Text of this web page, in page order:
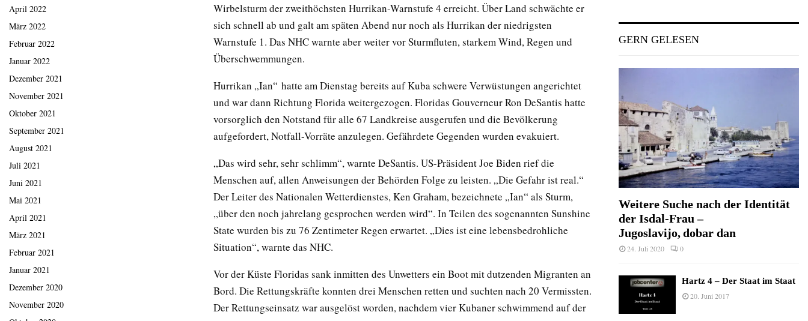
Wirbelsturm der zweithöchsten Hurrikan-Warnstufe 4 erreicht. Über Land schwächte er
sich schnell ab und galt am späten Abend nur noch als Hurrikan der niedrigsten
Warnstufe 1. Das NHC warnte aber weiter vor Sturmfluten, starkem Wind, Regen und
Überschwemmungen.
Hurrikan „Ian“ hatte am Dienstag bereits auf Kuba schwere Verwüstungen angerichtet
und war dann Richtung Florida weitergezogen. Floridas Gouverneur Ron DeSantis hatte
vorsorglich den Notstand für alle 67 Landkreise ausgerufen und die Bevölkerung
aufgefordert, Notfall-Vorräte anzulegen. Gefährdete Gegenden wurden evakuiert.
„Das wird sehr, sehr schlimm“, warnte DeSantis. US-Präsident Joe Biden rief die
Menschen auf, allen Anweisungen der Behörden Folge zu leisten. „Die Gefahr ist real.“
Der Leiter des Nationalen Wetterdienstes, Ken Graham, bezeichnete „Ian“ als Sturm,
„über den noch jahrelang gesprochen werden wird“. In Teilen des sogenannten Sunshine
State wurden bis zu 76 Zentimeter Regen erwartet. „Dies ist eine lebensbedrohliche
Situation“, warnte das NHC.
Vor der Küste Floridas sank inmitten des Unwetters ein Boot mit dutzenden Migranten an
Bord. Die Rettungskräfte konnten drei Menschen retten und suchten nach 20 Vermissten.
Der Rettungseinsatz war ausgelöst worden, nachdem vier Kubaner schwimmend auf der
April 2022
März 2022
Februar 2022
Januar 2022
Dezember 2021
November 2021
Oktober 2021
September 2021
August 2021
Juli 2021
Juni 2021
Mai 2021
April 2021
März 2021
Februar 2021
Januar 2021
Dezember 2020
November 2020
GERN GELESEN
Weitere Suche nach der Identität
der Isdal-Frau –
Jugoslavijo, dobar dan
24. Juli 2020 0
Hartz 4 – Der Staat im Staat
20. Juni 2017